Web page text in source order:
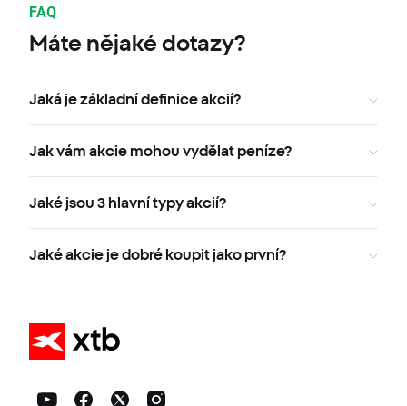
FAQ
Máte nějaké dotazy?
Jaká je základní definice akcií?
Jak vám akcie mohou vydělat peníze?
Jaké jsou 3 hlavní typy akcií?
Jaké akcie je dobré koupit jako první?